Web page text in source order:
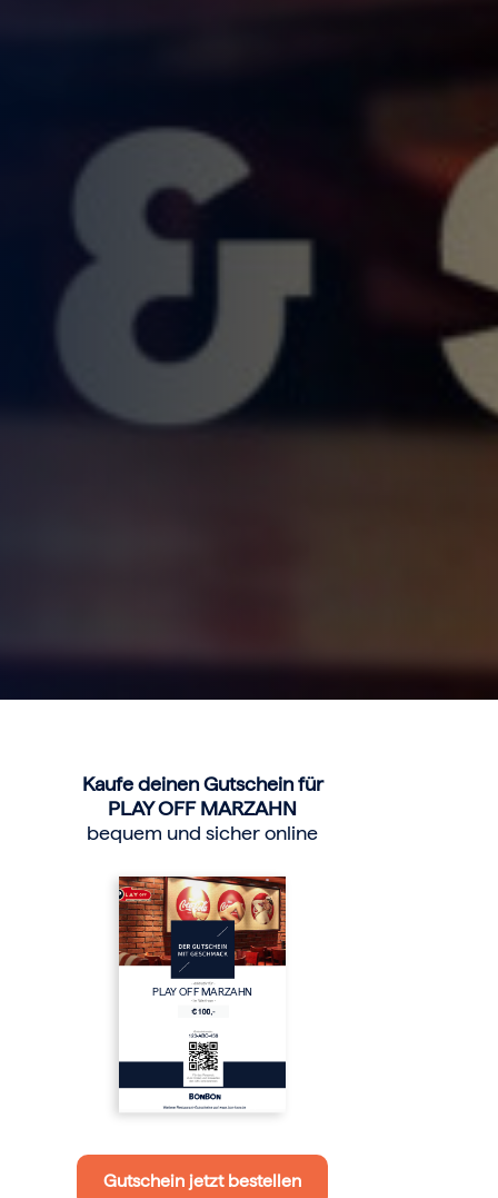
Kaufe deinen Gutschein für
PLAY OFF MARZAHN
bequem und sicher online
PLAY OFF MARZAHN
Gutschein jetzt bestellen